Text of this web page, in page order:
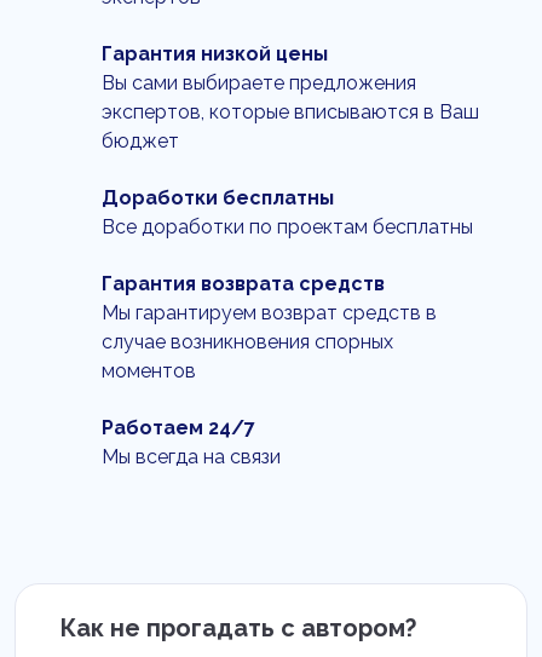
Гарантия низкой цены
Вы сами выбираете предложения
экспертов, которые вписываются в Ваш
бюджет
Доработки бесплатны
Все доработки по проектам бесплатны
Гарантия возврата средств
Мы гарантируем возврат средств в
случае возникновения спорных
моментов
Работаем 24/7
Мы всегда на связи
Как не прогадать с автором?